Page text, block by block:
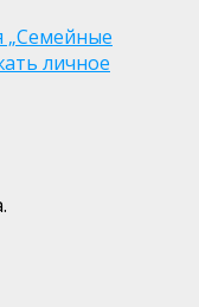
„Семейные
личное